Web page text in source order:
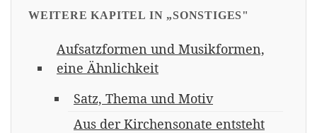
WEITERE KAPITEL IN „SONSTIGES"
Aufsatzformen und Musikformen,
eine Ähnlichkeit
Satz, Thema und Motiv
Aus der Kirchensonate entsteht